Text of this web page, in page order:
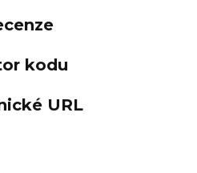
kodu
URL